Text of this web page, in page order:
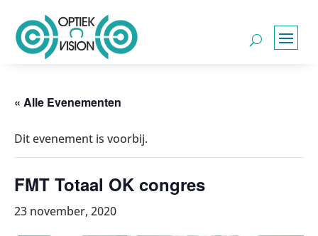
« Alle Evenementen
Dit evenement is voorbij.
FMT Totaal OK congres
23 november, 2020